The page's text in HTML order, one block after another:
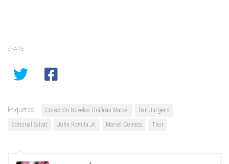
SHARE
Etiquetas: Colección Novelas Gráficas Marvel
Dan Jurgens
Editorial Salvat
John Romita Jr. Marvel Comics Thor